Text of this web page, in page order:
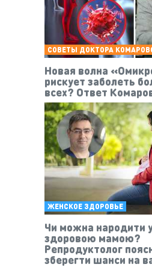
СОВЕТЫ ДОКТОРА
Новая волна
рискует заболеть
всех? Ответ
ЖЕНСКОЕ ЗДОРОВЬЕ
Чи можна народити у
здоровою мамою?
Репродуктолог
зберегти шанси на